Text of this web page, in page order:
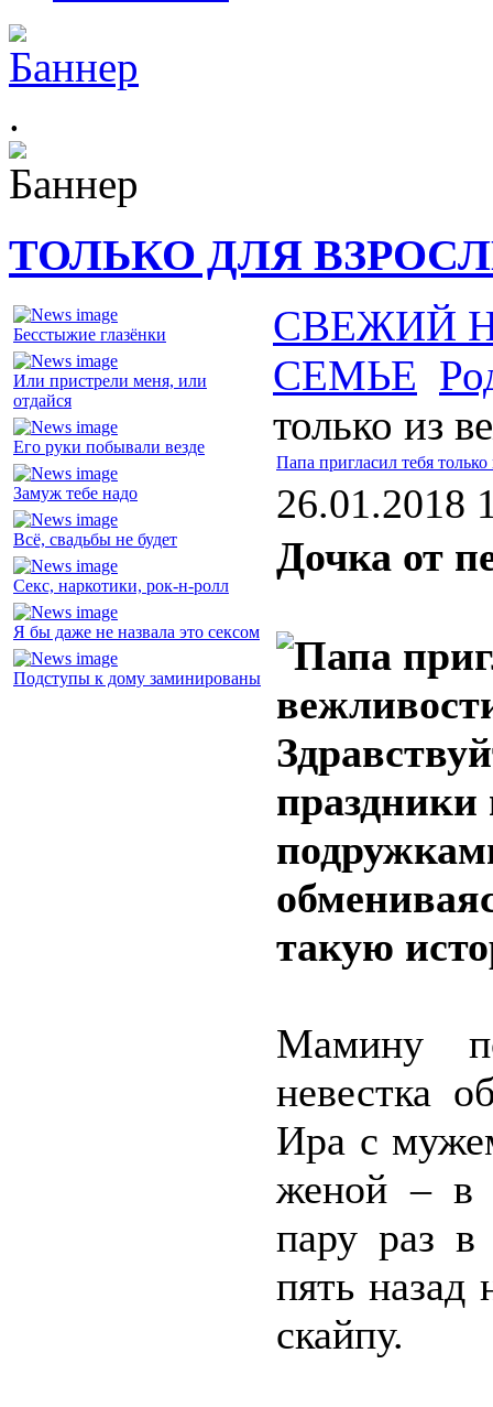
.
ТОЛЬКО ДЛЯ
Бесстыжие глазёнки
Или пристрели меня, или
отдайся
Его руки побывали везде
Замуж тебе надо
Всё, свадьбы не будет
Секс, наркотики, рок-н-ролл
Я бы даже не назвала это сексом
Подступы к дому заминированы
СВЕЖИЙ
СЕМЬЕ
только из
Папа пригласил тебя
26.01.2018
Дочка от
праздники
такую
Мамину
невестка
Ира с
женой – в
пару раз в
пять назад
скайпу.